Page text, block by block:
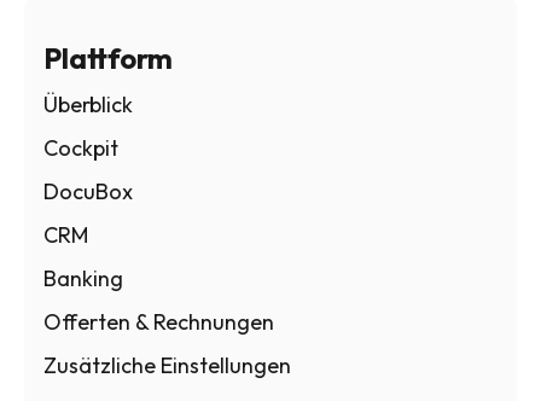
Plattform
Überblick
Cockpit
DocuBox
CRM
Banking
Offerten & Rechnungen
Zusätzliche Einstellungen